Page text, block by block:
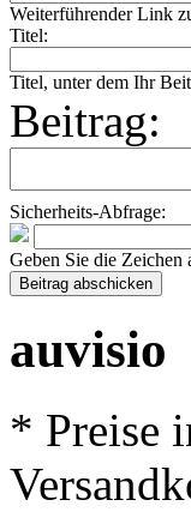
Weiterführender Link
Titel:
Titel, unter dem Ihr
Beitrag:
Sicherheits-Abfrage:
Geben Sie die Zeichen
auvisio
* Preise